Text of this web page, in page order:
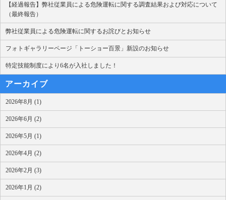
【経過報告】弊社従業員による危険運転に関する調査結果および対応について
（最終報告）
弊社従業員による危険運転に関するお詫びとお知らせ
フォトギャラリーページ「トーショー百景」新設のお知らせ
特定技能制度により6名が入社しました！
アーカイブ
2026年8月 (1)
2026年6月 (2)
2026年5月 (1)
2026年4月 (2)
2026年2月 (3)
2026年1月 (2)